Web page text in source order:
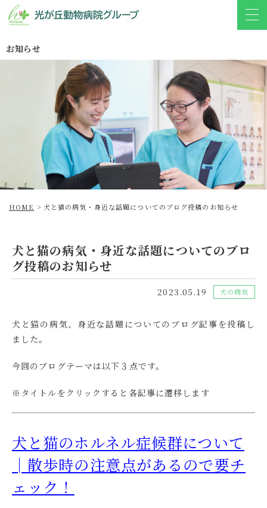
お知らせ
HOME > 犬と猫の病気・身近な話題についてのブログ投稿のお知らせ
犬と猫の病気・身近な話題についてのブロ
グ投稿のお知らせ
2023.05.19 犬の病気
犬と猫の病気、身近な話題についてのブログ記事を投稿し
ました。
今回のブログテーマは以下３点です。
※タイトルをクリックすると各記事に遷移します
犬と猫のホルネル症候群について
│散歩時の注意点があるので要チ
ェック！